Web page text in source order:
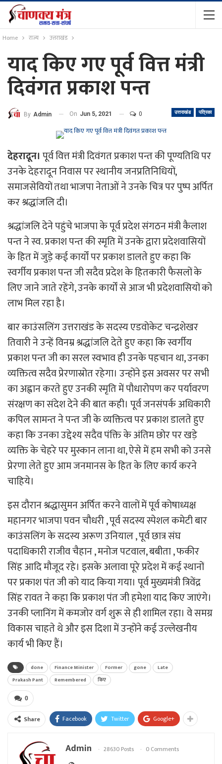
Home राज्य उत्तराखंड
याद किए गए पूर्व वित्त मंत्री
दिवंगत प्रकाश पन्त
उत्तराखंड पत्रिका
By Admin On Jun 5, 2021 0
देहरादून। पूर्व वित्त मंत्री दिवंगत प्रकाश पन्त की पूण्यतिथि पर
उनके देहरादून निवास पर स्थानीय जनप्रतिनिधियों,
समाजसेवियों तथा भाजपा नेताओं ने उनके चित्र पर पुष्प अर्पित
कर श्रद्धांजलि दी।
श्रद्धांजलि देने पहुंचे भाजपा के पूर्व प्रदेश संगठन मंत्री कैलाश
पन्त ने स्व. प्रकाश पन्त की स्मृति में उनके द्वारा प्रदेशवासियों
के हित में जुड़े कई कार्यों पर प्रकाश डालते हुए कहा कि
स्वर्गीय प्रकाश पन्त जी सदैव प्रदेश के हितकारी फैसलों के
लिए जाने जाते रहेंगे, उनके कार्यों से आज भी प्रदेशवासियों को
लाभ मिल रहा है।
बार काउंसलिंग उत्तराखंड के सदस्य एडवोकेट चन्द्रशेखर
तिवारी ने उन्हें विनम्र श्रद्धांजलि देते हुए कहा कि स्वर्गीय
प्रकाश पन्त जी का सरल स्वभाव ही उनके पहचान था, उनका
व्यक्तित्व सदैव प्रेरणास्रोत रहेगा। उन्होंने इस अवसर पर सभी
का अह्वान करते हुए उनकी स्मृति में पौधारोपण कर पर्यावरण
संरक्षण का संदेश देने की बात कही। पूर्व जनसंपर्क अधिकारी
कपिल सामन्त ने पन्त जी के व्यक्तित्व पर प्रकाश डालते हुए
कहा कि उनका उद्देश्य सदैव पंक्ति के अंतिम छोर पर खड़े
व्यक्ति के चेहरे पर मुस्कान लाना था, ऐसे में हम सभी को उनसे
प्रेरणा लेते हुए आम जनमानस के हित के लिए कार्य करने
चाहिये।
इस दौरान श्रद्धासुमन अर्पित करने वालों में पूर्व कोषाध्यक्ष
महानगर भाजपा पवन चौधरी , पूर्व सदस्य स्पेशल कमेटी बार
काउंसलिंग के सदस्य अरूण उनियाल , पूर्व छात्र संघ
पदाधिकारी राजीव चैहान , मनोज पटवाल, बबीता , फकीर
सिंह आदि मौजूद रहे। इसके अलावा पूरे प्रदेश में कई स्थानों
पर प्रकाश पंत जी को याद किया गया। पूर्व मुख्यमंत्री त्रिवेंद्र
सिंह रावत ने कहा कि प्रकाश पंत जी हमेशा याद किए जाएंगे।
उनकी प्लानिंग में कमजोर वर्ग शुरू से ही शामिल रहा। वे समग्र
विकास चाहते थे और इस दिशा में उन्होंने कई उल्लेखनीय
कार्य भी किए हैं।
done Finance Minister Former gone
Late
Prakash Pant
Remembered किए
0
Share Facebook Twitter Google+
Admin 28630 Posts 0 Comments